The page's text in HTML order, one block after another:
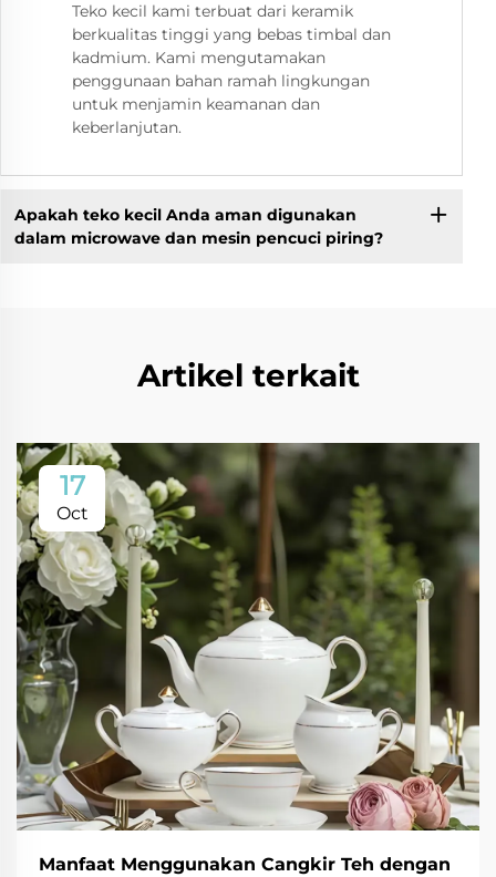
Teko kecil kami terbuat dari keramik
berkualitas tinggi yang bebas timbal dan
kadmium. Kami mengutamakan
penggunaan bahan ramah lingkungan
untuk menjamin keamanan dan
keberlanjutan.
Apakah teko kecil Anda aman digunakan
dalam microwave dan mesin pencuci piring?
Artikel terkait
17
Oct
Manfaat Menggunakan Cangkir Teh dengan